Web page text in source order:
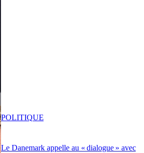
Le Danemark appelle au « dialogue » avec
POLITIQUE